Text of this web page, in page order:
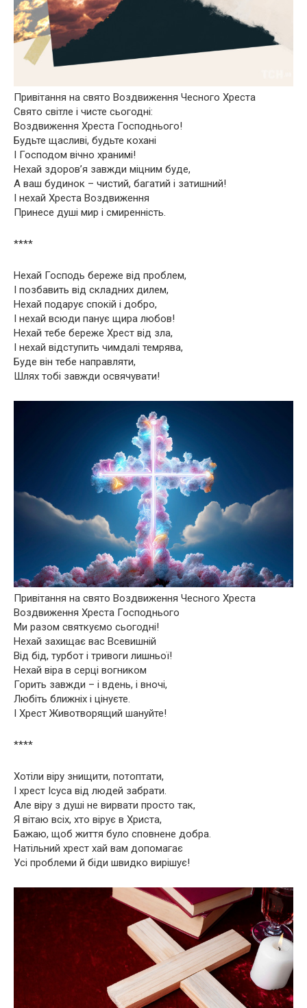
Привітання на свято Воздвиження Чесного Хреста
Свято світле і чисте сьогодні:
Воздвиження Хреста Господнього!
Будьте щасливі, будьте кохані
І Господом вічно хранимі!
Нехай здоров’я завжди міцним буде,
А ваш будинок – чистий, багатий і затишний!
І нехай Хреста Воздвиження
Принесе душі мир і смиренність.
****
Нехай Господь береже від проблем,
І позбавить від складних дилем,
Нехай подарує спокій і добро,
І нехай всюди панує щира любов!
Нехай тебе береже Хрест від зла,
І нехай відступить чимдалі темрява,
Буде він тебе направляти,
Шлях тобі завжди освячувати!
Привітання на свято Воздвиження Чесного Хреста
Воздвиження Хреста Господнього
Ми разом святкуємо сьогодні!
Нехай захищає вас Всевишній
Від бід, турбот і тривоги лишньої!
Нехай віра в серці вогником
Горить завжди – і вдень, і вночі,
Любіть ближніх і цінуєте.
І Хрест Животворящий шануйте!
****
Хотіли віру знищити, потоптати,
І хрест Ісуса від людей забрати.
Але віру з душі не вирвати просто так,
Я вітаю всіх, хто вірує в Христа,
Бажаю, щоб життя було сповнене добра.
Натільний хрест хай вам допомагає
Усі проблеми й біди швидко вирішує!